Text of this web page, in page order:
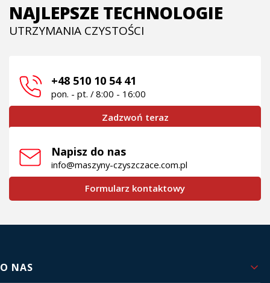
NAJLEPSZE TECHNOLOGIE
UTRZYMANIA CZYSTOŚCI
+48 510 10 54 41
pon. - pt. / 8:00 - 16:00
Zadzwoń teraz
Napisz do nas
info@maszyny-czyszczace.com.pl
Formularz kontaktowy
Linki w stopce
O NAS